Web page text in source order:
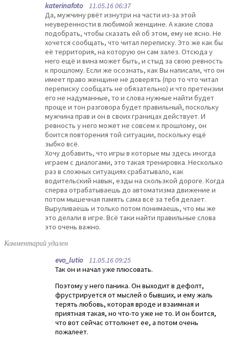
katerinafoto11.05.16 06:37
Да, мужчину рвёт изнутри на части из-за этой
неуверенности в любимой женщине. А какие слова
подобрать, чтобы сказать ей об этом, ему не ясно. Не
хочется сообщать, что читал переписку. Это же как бы
её территория, на которую он сам залез. Отсюда у
него ещё и вина может быть, и стыд за свою ревность
к прошлому. Если же осознать, как Вы написали, что он
имеет право женщине не доверять (про то что читал
переписку сообщать не обязательно) и что претензии
его не надуманные, то и слова нужные найти будет
проще и тон разговора будет правильный, поскольку
мужчина прав и он в своих границах действует. И
ревность у него может не совсем к прошлому, он
боится повторения той ситуации, поскольку ещё
зыбко всё.
Хочу добавить, что игры в которые мы здесь иногда
играем с диалогами, это такая тренировка. Несколько
раз в сложных ситуациях срабатывало, как
водительский навык, езды на скользкой дороге. Когда
сперва отрабатываешь до автоматизма движение и
потом мышечная память сама всё за тебя делает.
Выруливаешь и только потом понимаешь, что мы же
это делали в игре. Всё таки найти правильные слова
это очень важно.
Комментарий удален
evo_lutio11.05.16 09:25
Так он и начал уже плюсовать.
Поэтому у него паника. Он выходит в дефолт,
фрустрируется от мыслей о бывших, и ему жаль
терять любовь, которая вроде и взаимная и
приятная такая, но что-то уже не то. И он боится,
что вот сейчас оттолкнет ее, а потом очень
пожалеет.